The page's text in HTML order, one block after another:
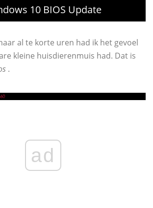
10 BIOS Update
al te korte uren had ik het gevoel
kleine huisdierenmuis had. Dat is
.
ad